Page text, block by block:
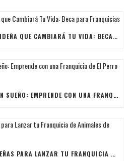
LA OPORTUNIDAD NAVIDEÑA QUE CAMBIARÁ TU VIDA: BECA PARA FRANQUICIAS
ESTE AÑO, REGÁLATE UN SUEÑO: EMPRENDE CON UNA FRANQUICIA DE EL PERRO FELIZ
ÚLTIMAS BECAS NAVIDEÑAS PARA LANZAR TU FRANQUICIA DE ANIMALES DE COMPAÑÍA